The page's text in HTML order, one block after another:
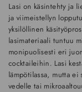
Lasi on käsintehty ja
ja viimeistellyn
yksilöllinen
lasimateriaali tuntuu
monipuolisesti eri
cocktaileihin. Lasi
lämpötilassa, mutta
vedelle tai